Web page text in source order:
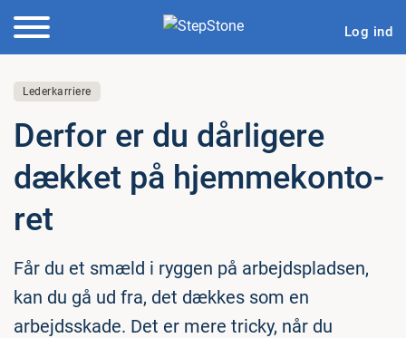
Log ind
Lederkarriere
Derfor er du dårligere
dækket på hjem­me­kon­to­
ret
Får du et smæld i ryggen på arbejdspladsen,
kan du gå ud fra, det dækkes som en
arbejdsskade. Det er mere tricky, når du